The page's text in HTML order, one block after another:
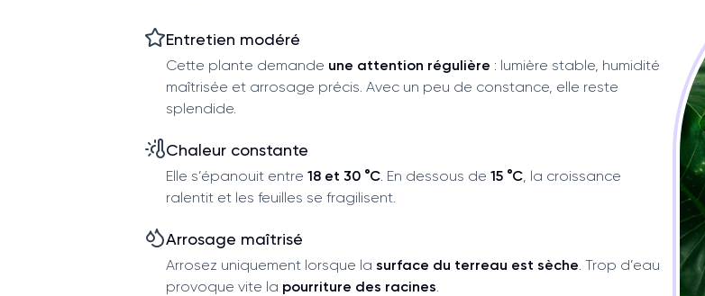
Entretien modéré
Cette plante demande une attention régulière : lumière stable, humidité
maîtrisée et arrosage précis. Avec un peu de constance, elle reste
splendide.
Chaleur constante
Elle s’épanouit entre 18 et 30 °C . En dessous de 15 °C , la croissance
ralentit et les feuilles se fragilisent.
Arrosage maîtrisé
Arrosez uniquement lorsque la surface du terreau est sèche . Trop d’eau
provoque vite la pourriture des racines